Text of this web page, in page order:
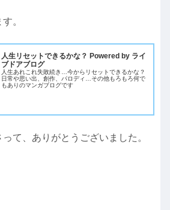
。
人生リセットできるかな？ Powered by ライ
ブドアブログ
人生あれこれ失敗続き…今からリセットできるかな？
日常や思い出、創作、パロディ…その他もろもろ何で
もありのマンガブログです
て、ありがとうございました。